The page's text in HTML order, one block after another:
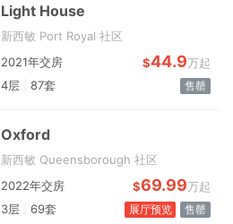
Light House
新西敏 Port Royal 社区
2021年交房
$44.9万起
4层
87套 售罄
Oxford
新西敏 Queensborough 社区
2022年交房
$69.99万起
3层
69套 售罄
展厅预览